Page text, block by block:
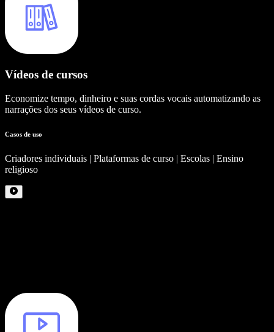
Vídeos de cursos
Economize tempo, dinheiro e suas cordas vocais automatizando as
narrações dos seus vídeos de curso.
Casos de uso
Criadores individuais | Plataformas de curso | Escolas | Ensino
religioso